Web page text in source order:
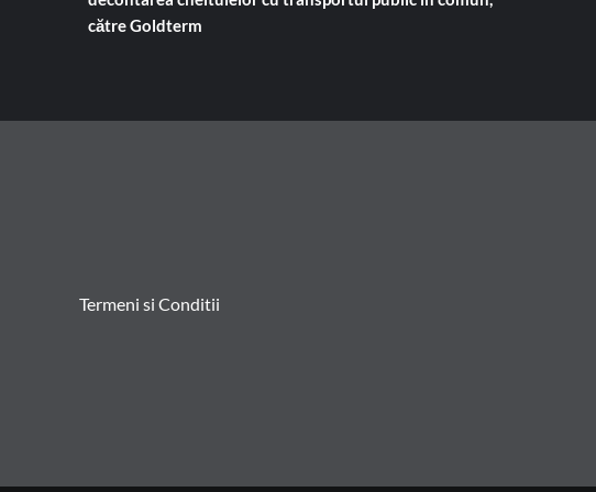
către Goldterm
Termeni si Conditii